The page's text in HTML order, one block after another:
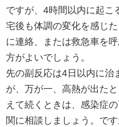
ですが、4時間以内に起こ
宅後も体調の変化を感じ
に連絡、または救急車を
方がよいでしょう。
先の副反応は4日以内に治
が、万が一、高熱が出た
えて続くときは、感染症
関に相談しましょう。で